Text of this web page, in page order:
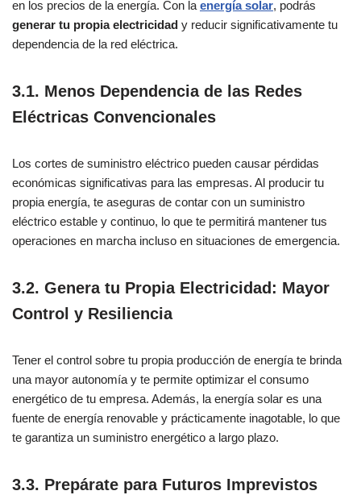
en los precios de la energía. Con la energía solar, podrás
generar tu propia electricidad y reducir significativamente tu
dependencia de la red eléctrica.
3.1. Menos Dependencia de las Redes
Eléctricas Convencionales
Los cortes de suministro eléctrico pueden causar pérdidas
económicas significativas para las empresas. Al producir tu
propia energía, te aseguras de contar con un suministro
eléctrico estable y continuo, lo que te permitirá mantener tus
operaciones en marcha incluso en situaciones de emergencia.
3.2. Genera tu Propia Electricidad: Mayor
Control y Resiliencia
Tener el control sobre tu propia producción de energía te brinda
una mayor autonomía y te permite optimizar el consumo
energético de tu empresa. Además, la energía solar es una
fuente de energía renovable y prácticamente inagotable, lo que
te garantiza un suministro energético a largo plazo.
3.3. Prepárate para Futuros Imprevistos